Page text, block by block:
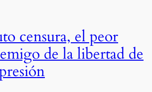
censura, el peor
de la libertad de